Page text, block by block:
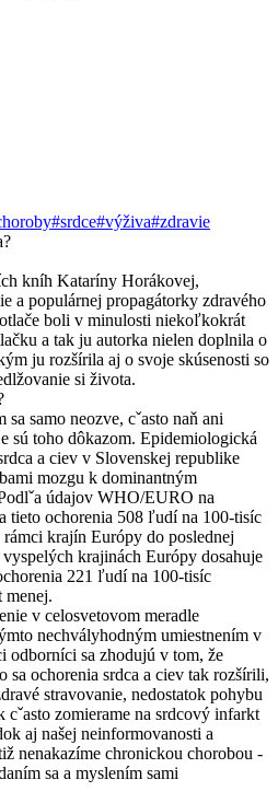
#srdce#výživa#zdravie
kníh Kataríny Horákovej,
a populárnej propagátorky zdravého
boli v minulosti niekoľkokrát
a tak ju autorka nielen doplnila o
ju rozšírila aj o svoje skúsenosti so
si života.
samo neozve, cˇasto naň ani
sú toho dôkazom. Epidemiologická
a ciev v Slovenskej republike
mozgu k dominantným
údajov WHO/EURO na
tieto ochorenia 508 ľudí na 100-tisíc
krajín Európy do poslednej
krajinách Európy dosahuje
221 ľudí na 100-tisíc
menej.
v celosvetovom meradle
nechvályhodným umiestnením v
odborníci sa zhodujú v tom, že
sa ochorenia srdca a ciev tak rozšírili,
stravovanie, nedostatok pohybu
cˇasto zomierame na srdcový infarkt
aj našej neinformovanosti a
nenakazíme chronickou chorobou -
sa a myslením sami